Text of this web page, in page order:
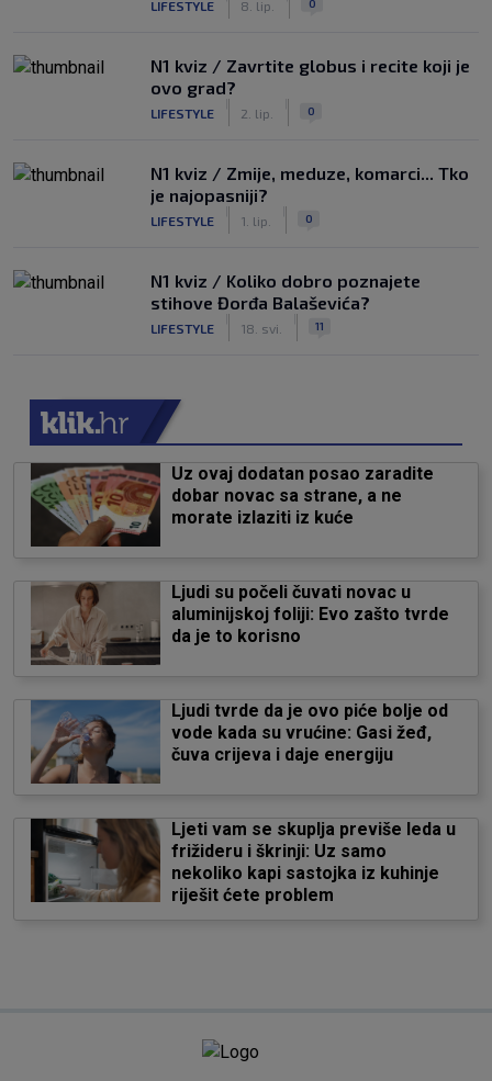
LIFESTYLE 8. lip. 0
N1 kviz / Zavrtite globus i recite koji je
ovo grad?
LIFESTYLE 2. lip. 0
N1 kviz / Zmije, meduze, komarci... Tko
je najopasniji?
LIFESTYLE 1. lip. 0
N1 kviz / Koliko dobro poznajete
stihove Đorđa Balaševića?
LIFESTYLE 18. svi. 11
Uz ovaj dodatan posao zaradite
dobar novac sa strane, a ne
morate izlaziti iz kuće
Ljudi su počeli čuvati novac u
aluminijskoj foliji: Evo zašto tvrde
da je to korisno
Ljudi tvrde da je ovo piće bolje od
vode kada su vrućine: Gasi žeđ,
čuva crijeva i daje energiju
Ljeti vam se skuplja previše leda u
frižideru i škrinji: Uz samo
nekoliko kapi sastojka iz kuhinje
riješit ćete problem